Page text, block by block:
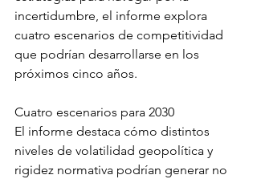
incertidumbre, el informe explora
cuatro escenarios de competitividad
que podrían desarrollarse en los
próximos cinco años.
Cuatro escenarios para 2030
El informe destaca cómo distintos
niveles de volatilidad geopolítica y
rigidez normativa podrían generar no